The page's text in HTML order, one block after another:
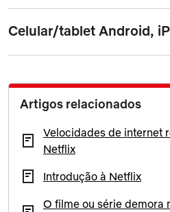
Celular/tablet Android,
Artigos relacionados
Velocidades de internet
Netflix
Introdução à Netflix
O filme ou série demora